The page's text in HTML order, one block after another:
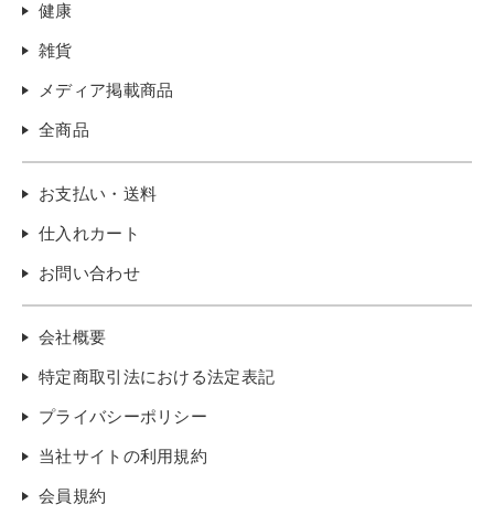
健康
雑貨
メディア掲載商品
全商品
お支払い・送料
仕入れカート
お問い合わせ
会社概要
特定商取引法における法定表記
プライバシーポリシー
当社サイトの利用規約
会員規約